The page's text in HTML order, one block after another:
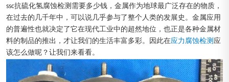
ssc抗硫化氢腐蚀检测需要多少钱，金属作为地球最广泛存在的物质，
在过去的几千年中，可以说几乎参与了整个人类的发展史。金属应用
的普遍性也就决定了它在现代工业中的超然地位，也正是各种金属材
料的制品的推出，才让我们的生活丰富多彩。因此在应力腐蚀检测 应
该怎么做呢？让我们来看看。